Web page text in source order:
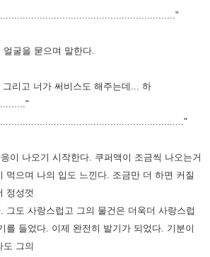
굴을 묻으며 말한다.
리고 너가 써비스도 해주는데... 하
이 나오기 시작한다. 쿠퍼액이 조금씩 나오는거
먹으며 나의 입도 느낀다. 조금만 더 하면 커질
정성껏
그도 사랑스럽고 그의 물건은 더욱더 사랑스럽
를 들었다. 이제 완전히 발기가 되었다. 기분이
도 그의